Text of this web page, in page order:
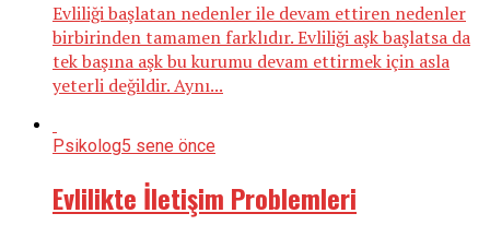
Evliliği başlatan nedenler ile devam ettiren nedenler
birbirinden tamamen farklıdır. Evliliği aşk başlatsa da
tek başına aşk bu kurumu devam ettirmek için asla
yeterli değildir. Aynı...
Psikolog5 sene önce
Evlilikte İletişim Problemleri